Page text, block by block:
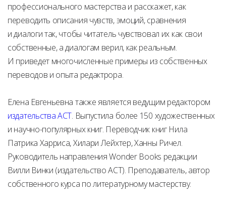
профессионального мастерства и расскажет, как
переводить описания чувств, эмоций, сравнения
и диалоги так, чтобы читатель чувствовал их как свои
собственные, а диалогам верил, как реальным.
И приведет многочисленные примеры из собственных
переводов и опыта редактрора.
Елена Евгеньевна также является ведущим редактором
издательства АСТ. Выпустила более 150 художественных
и научно-популярных книг. Переводчик книг Нила
Патрика Харриса, Хилари Лейхтер, Ханны Ричел.
Руководитель направления Wonder Books редакции
Вилли Винки (издательство АСТ). Преподаватель, автор
собственного курса по литературному мастерству.